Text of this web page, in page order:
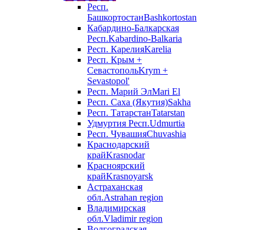
Респ.
БашкортостанBashkortostan
Кабардино-Балкарская
Респ.Kabardino-Balkaria
Респ. КарелияKarelia
Респ. Крым +
СевастопольKrym +
Sevastopol'
Респ. Марий ЭлMari El
Респ. Саха (Якутия)Sakha
Респ. ТатарстанTatarstan
Удмуртия Респ.Udmurtia
Респ. ЧувашияChuvashia
Краснодарский
крайKrasnodar
Красноярский
крайKrasnoyarsk
Астраханская
обл.Astrahan region
Владимирская
обл.Vladimir region